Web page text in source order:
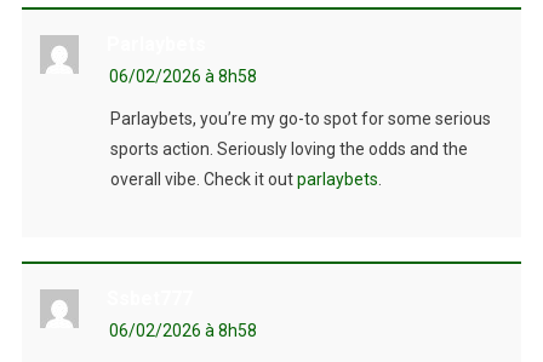
06/02/2026 à 8h58
Parlaybets, you’re my go-to spot for some serious
sports action. Seriously loving the odds and the
overall vibe. Check it outparlaybets
06/02/2026 à 8h58